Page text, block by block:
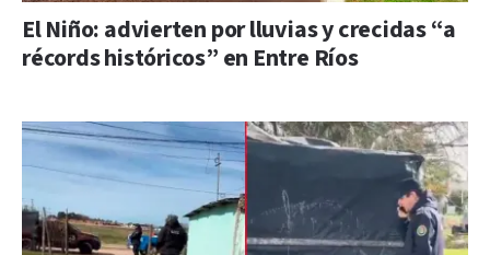
El Niño: advierten por lluvias y crecidas “a
récords históricos” en Entre Ríos